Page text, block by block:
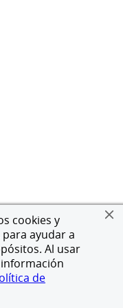
cookies y
ayudar a
Al usar
de